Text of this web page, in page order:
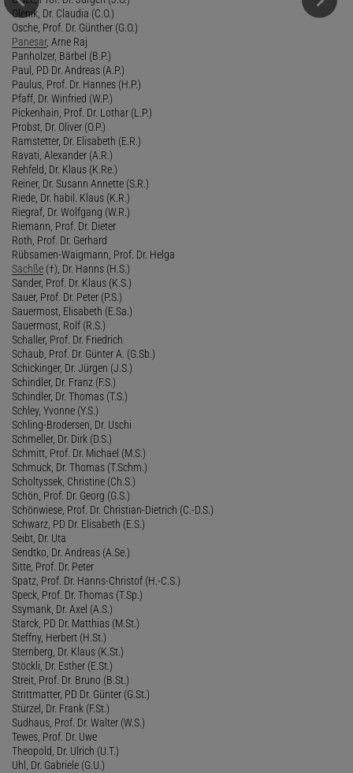
Olenik, Dr. Claudia (C.O.)
Osche, Prof. Dr. Günther (G.O.)
Panesar, Arne Raj
Panholzer, Bärbel (B.P.)
Paul, PD Dr. Andreas (A.P.)
Paulus, Prof. Dr. Hannes (H.P.)
Pfaff, Dr. Winfried (W.P.)
Pickenhain, Prof. Dr. Lothar (L.P.)
Probst, Dr. Oliver (O.P.)
Ramstetter, Dr. Elisabeth (E.R.)
Ravati, Alexander (A.R.)
Rehfeld, Dr. Klaus (K.Re.)
Reiner, Dr. Susann Annette (S.R.)
Riede, Dr. habil. Klaus (K.R.)
Riegraf, Dr. Wolfgang (W.R.)
Riemann, Prof. Dr. Dieter
Roth, Prof. Dr. Gerhard
Rübsamen-Waigmann, Prof. Dr. Helga
Sachße (†), Dr. Hanns (H.S.)
Sander, Prof. Dr. Klaus (K.S.)
Sauer, Prof. Dr. Peter (P.S.)
Sauermost, Elisabeth (E.Sa.)
Sauermost, Rolf (R.S.)
Schaller, Prof. Dr. Friedrich
Schaub, Prof. Dr. Günter A. (G.Sb.)
Schickinger, Dr. Jürgen (J.S.)
Schindler, Dr. Franz (F.S.)
Schindler, Dr. Thomas (T.S.)
Schley, Yvonne (Y.S.)
Schling-Brodersen, Dr. Uschi
Schmeller, Dr. Dirk (D.S.)
Schmitt, Prof. Dr. Michael (M.S.)
Schmuck, Dr. Thomas (T.Schm.)
Scholtyssek, Christine (Ch.S.)
Schön, Prof. Dr. Georg (G.S.)
Schönwiese, Prof. Dr. Christian-Dietrich (C.-D.S.)
Schwarz, PD Dr. Elisabeth (E.S.)
Seibt, Dr. Uta
Sendtko, Dr. Andreas (A.Se.)
Sitte, Prof. Dr. Peter
Spatz, Prof. Dr. Hanns-Christof (H.-C.S.)
Speck, Prof. Dr. Thomas (T.Sp.)
Ssymank, Dr. Axel (A.S.)
Starck, PD Dr. Matthias (M.St.)
Steffny, Herbert (H.St.)
Sternberg, Dr. Klaus (K.St.)
Stöckli, Dr. Esther (E.St.)
Streit, Prof. Dr. Bruno (B.St.)
Strittmatter, PD Dr. Günter (G.St.)
Stürzel, Dr. Frank (F.St.)
Sudhaus, Prof. Dr. Walter (W.S.)
Tewes, Prof. Dr. Uwe
Theopold, Dr. Ulrich (U.T.)
Uhl, Dr. Gabriele (G.U.)